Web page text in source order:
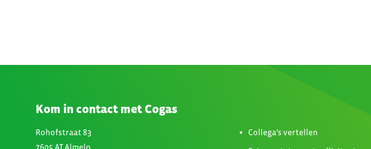
Kom in contact met Cogas
Rohofstraat 83
Collega’s vertellen